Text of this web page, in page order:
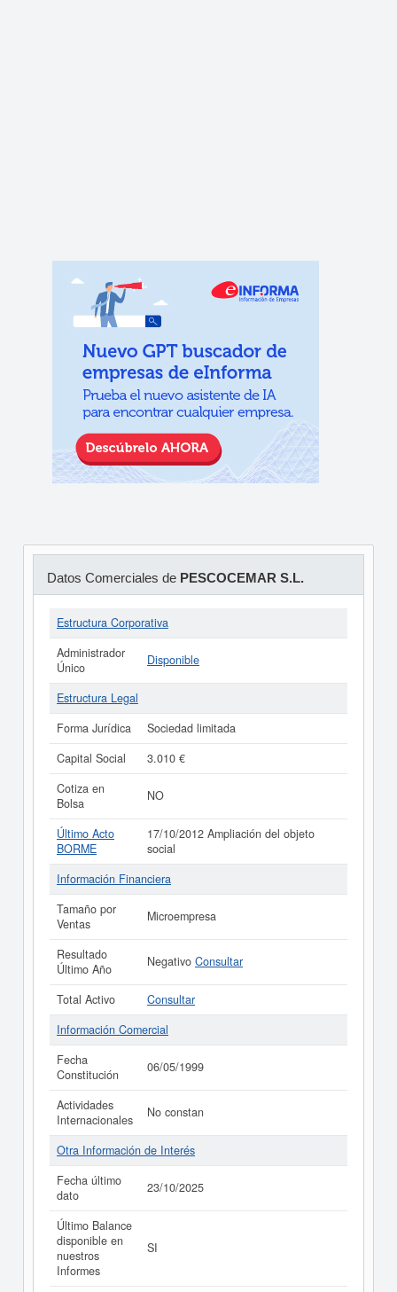
Datos Comerciales de PESCOCEMAR S.L.
Estructura Corporativa
Administrador
Único
Disponible
Estructura Legal
Forma Jurídica
Sociedad limitada
Capital Social
3.010 €
Cotiza en
Bolsa
NO
Último Acto
BORME
17/10/2012 Ampliación del objeto
social
Información Financiera
Tamaño por
Ventas
Microempresa
Resultado
Último Año
Negativo Consultar
Total Activo
Consultar
Información Comercial
Fecha
Constitución
06/05/1999
Actividades
Internacionales
No constan
Otra Información de Interés
Fecha último
dato
23/10/2025
Último Balance
disponible en
nuestros
Informes
SI